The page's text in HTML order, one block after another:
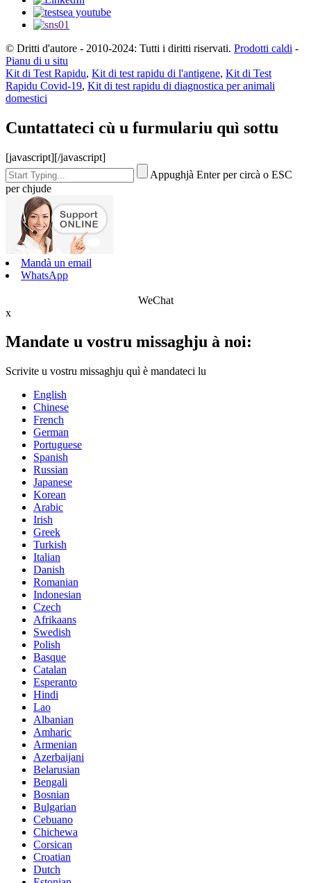
© Dritti d'autore - 2010-2024: Tutti i diritti riservati. Prodotti caldi -
Pianu di u situ
Kit di Test Rapidu, Kit di test rapidu di l'antigene, Kit di Test
Rapidu Covid-19, Kit di test rapidu di diagnostica per animali
domestici
Cuntattateci cù u furmulariu quì sottu
[javascript][/javascript]
Appughjà Enter per circà o ESC
per chjude
Mandà un email
WhatsApp
WeChat
x
Mandate u vostru missaghju à noi:
Scrivite u vostru missaghju quì è mandateci lu
English
Chinese
French
German
Portuguese
Spanish
Russian
Japanese
Korean
Arabic
Irish
Greek
Turkish
Italian
Danish
Romanian
Indonesian
Czech
Afrikaans
Swedish
Polish
Basque
Catalan
Esperanto
Hindi
Lao
Albanian
Amharic
Armenian
Azerbaijani
Belarusian
Bengali
Bosnian
Bulgarian
Cebuano
Chichewa
Corsican
Croatian
Dutch